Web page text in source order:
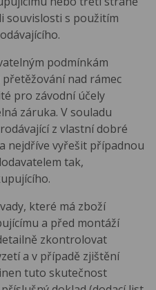
souvislosti s použitím
podmínkám
nad rámec
pro závodní účely
záruka. V souladu
z vlastní dobré
nejdříve vyřešit případnou
tak,
které má zboží
a před montáží
zkontrolovat
a v případě zjištění
tuto skutečnost